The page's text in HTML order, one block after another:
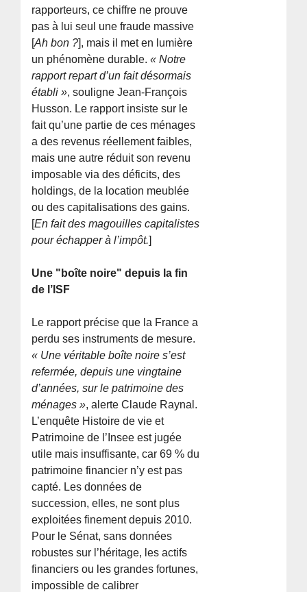
rapporteurs, ce chiffre ne prouve
pas à lui seul une fraude massive
[Ah bon ?], mais il met en lumière
un phénomène durable.« Notre
rapport repart d’un fait désormais
établi », souligne Jean-François
Husson. Le rapport insiste sur le
fait qu’une partie de ces ménages
a des revenus réellement faibles,
mais une autre réduit son revenu
imposable via des déficits, des
holdings, de la location meublée
ou des capitalisations des gains.
[En fait des magouilles capitalistes
pour échapper à l’impôt.]
Une "boîte noire" depuis la fin
de l’ISF
Le rapport précise que la France a
perdu ses instruments de mesure.
« Une véritable boîte noire s’est
refermée, depuis une vingtaine
d’années, sur le patrimoine des
ménages », alerte Claude Raynal.
L’enquête Histoire de vie et
Patrimoine de l’Insee est jugée
utile mais insuffisante, car 69 % du
patrimoine financier n’y est pas
capté. Les données de
succession, elles, ne sont plus
exploitées finement depuis 2010.
Pour le Sénat, sans données
robustes sur l’héritage, les actifs
financiers ou les grandes fortunes,
impossible de calibrer